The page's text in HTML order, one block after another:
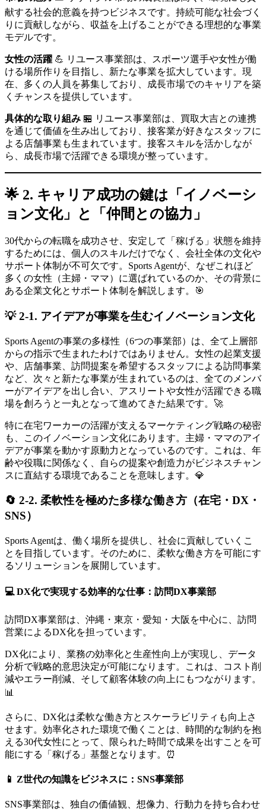
献する社会的意義を持つビジネスです。持続可能な社会づく
りに貢献しながら、収益を上げることができる理想的な事業
モデルです。
女性の活躍 💪 リユース事業部は、スポーツ選手や女性が働
ける場所作りを目指し、新たな事業を拡大しています。現
在、多くの人員を募集しており、成長市場でのキャリアを築
くチャンスを提供しています。
具体的な取り組み 🏪 リユース事業部は、買取大吉との連携
を通じて価値を生み出しており、接客業が好きなスタッフに
よる店舗事業も生まれています。接客スキルを活かしなが
ら、成長市場で活躍できる環境が整っています。
🌟 2. キャリア成功の鍵は「イノベーシ
ョン文化」と「仲間との協力」
30代からの転職を成功させ、安定して「稼げる」状態を維持
するためには、個人のスキルだけでなく、会社全体の文化や
サポート体制が不可欠です。Sports Agentが、なぜこれほど
多くの女性（主婦・ママ）に選ばれているのか、その背景に
ある企業文化とサポート体制を解説します。🎯
💡 2-1. アイデアが事業を生むイノベーション文化
Sports Agentの事業の多様性（6つの事業部）は、全て上層部
からの指示で生まれたわけではありません。女性の起業支援
や、店舗事業、訪問提案を希望するスタッフによる訪問事業
など、次々と新たな事業が生まれているのは、全てのメンバ
ーがアイデアを出し合い、アスリートや女性が活躍できる職
場を創ろうと一丸となって進めてきた結果です。🚀
特に在宅ワーカーの活躍が支えるマーケティング戦略の秘密
も、このイノベーション文化にあります。主婦・ママのアイ
デアが事業を動かす原動力となっているのです。これは、年
齢や役職に関係なく、自らの提案や創造力がビジネスチャン
スに直結する環境であることを意味します。💎
🔄 2-2. 柔軟性を極めた多様な働き方（在宅・DX・
SNS）
Sports Agentは、働く場所を提供し、社会に貢献していくこ
とを目指しています。そのために、柔軟な働き方を可能にす
るソリューションを展開しています。
💻 DX化で実現する効率的な仕事：訪問DX事業部
訪問DX事業部は、沖縄・東京・愛知・大阪を中心に、訪問
営業によるDX化を担っています。
DX化により、業務の効率化と生産性向上が実現し、データ
分析で戦略的意思決定が可能になります。これは、コスト削
減やエラー削減、そして顧客体験の向上にもつながります。
📊
さらに、DX化は柔軟な働き方とスケーラビリティも向上さ
せます。効率化された環境で働くことは、時間的な制約を抱
える30代女性にとって、限られた時間で成果を出すことを可
能にする「稼げる」基盤となります。⏰
📱 Z世代の知識をビジネスに：SNS事業部
SNS事業部は、独自の価値観、想像力、行動力を持ち合わせ